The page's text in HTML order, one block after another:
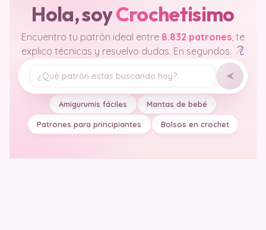
Hola, soyCrochetisimo
Encuentro tu patrón ideal entre 8.832 patrones , te
explico técnicas y resuelvo dudas. En segundos.
Tu pregunta
Amigurumis fáciles Mantas de bebé
Patrones para principiantes Bolsos en crochet